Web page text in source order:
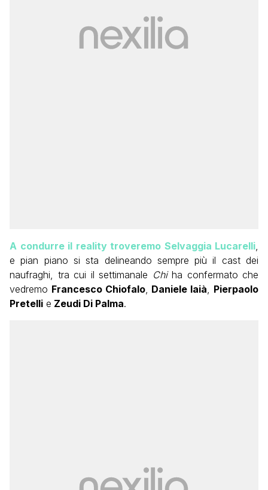
A condurre il reality troveremo Selvaggia Lucarelli
e pian piano si sta delineando sempre più il cast dei
naufraghi, tra cui il settimanale Chiha confermato che
vedremo Francesco Chiofalo, Daniele Iaià
Pierpaolo
Pretelli e Zeudi Di Palma.